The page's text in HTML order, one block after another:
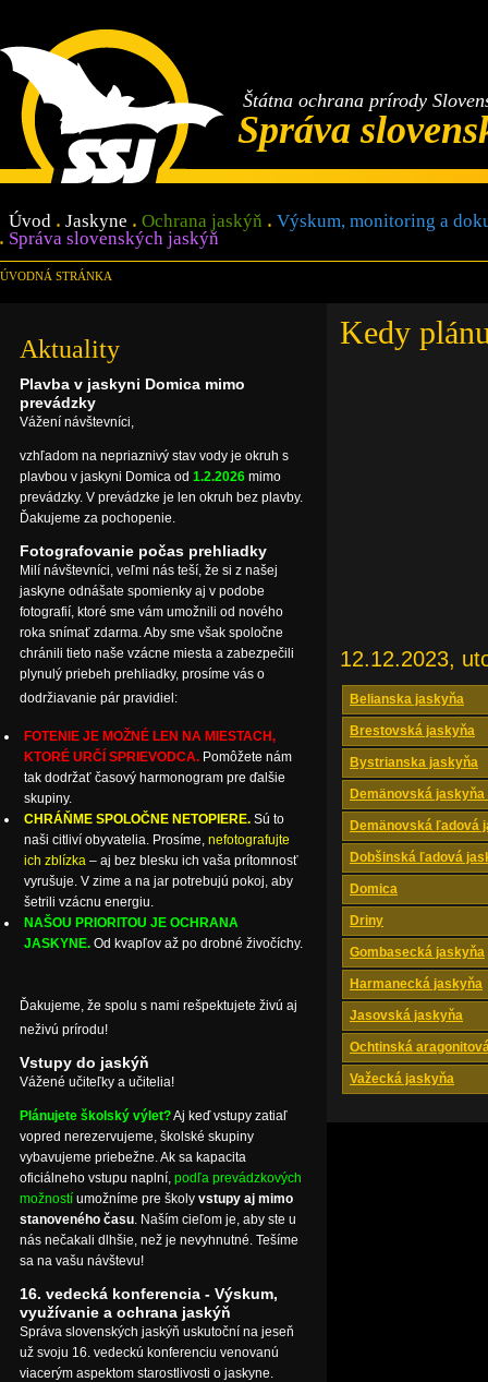
Štátna ochrana prírody
Správa
Úvod Jaskyne Ochrana jaskýň
Výskum, monitoring a
Správa slovenských jaskýň
ÚVODNÁ STRÁNKA
Kedy
12.12.2023,
Belianska jaskyňa
Brestovská jaskyňa
Bystrianska jaskyňa
Demänovská
Demänovská ľadová
Dobšinská ľadová
Domica
Driny
Gombasecká jaskyňa
Harmanecká jaskyňa
Jasovská jaskyňa
Ochtinská
Važecká jaskyňa
Aktuality
Plavba v jaskyni Domica mimo
prevádzky
Vážení návštevníci,
vzhľadom na nepriaznivý stav vody je okruh s
plavbou v jaskyni Domica od 1.2.2026 mimo
prevádzky. V prevádzke je len okruh bez plavby.
Ďakujeme za pochopenie.
Fotografovanie počas prehliadky
Milí návštevníci, veľmi nás teší, že si z našej
jaskyne odnášate spomienky aj v podobe
fotografií, ktoré sme vám umožnili od nového
roka snímať zdarma. Aby sme však spoločne
chránili tieto naše vzácne miesta a zabezpečili
plynulý priebeh prehliadky, prosíme vás o
dodržiavanie pár pravidiel:
FOTENIE JE MOŽNÉ LEN NA MIESTACH,
KTORÉ URČÍ SPRIEVODCA. Pomôžete nám
tak dodržať časový harmonogram pre ďalšie
skupiny.
CHRÁŇME SPOLOČNE NETOPIERE. Sú to
naši citliví obyvatelia. Prosíme, nefotografujte
ich zblízka – aj bez blesku ich vaša prítomnosť
vyrušuje. V zime a na jar potrebujú pokoj, aby
šetrili vzácnu energiu.
NAŠOU PRIORITOU JE OCHRANA
JASKYNE. Od kvapľov až po drobné živočíchy.
Ďakujeme, že spolu s nami rešpektujete živú aj
neživú prírodu!
Vstupy do jaskýň
Vážené učiteľky a učitelia!
Plánujete školský výlet?Aj keď vstupy zatiaľ
vopred nerezervujeme, školské skupiny
vybavujeme priebežne. Ak sa kapacita
oficiálneho vstupu naplní, podľa prevádzkových
možností umožníme pre školy vstupy aj mimo
stanoveného času. Naším cieľom je, aby ste u
nás nečakali dlhšie, než je nevyhnutné. Tešíme
sa na vašu návštevu!
16. vedecká konferencia - Výskum,
využívanie a ochrana jaskýň
Správa slovenských jaskýň uskutoční na jeseň
už svoju 16. vedeckú konferenciu venovanú
viacerým aspektom starostlivosti o jaskyne.